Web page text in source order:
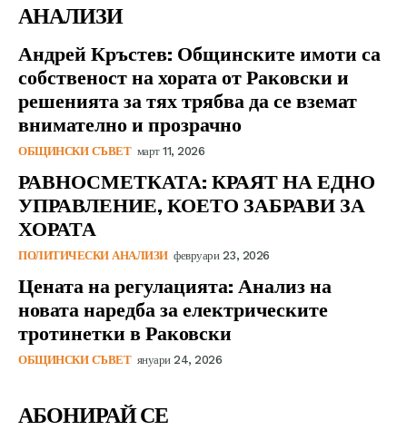
АНАЛИЗИ
Андрей Кръстев: Общинските имоти са
собственост на хората от Раковски и
решенията за тях трябва да се вземат
внимателно и прозрачно
ОБЩИНСКИ СЪВЕТ март 11, 2026
РАВНОСМЕТКАТА: КРАЯТ НА ЕДНО
УПРАВЛЕНИЕ, КОЕТО ЗАБРАВИ ЗА
ХОРАТА
ПОЛИТИЧЕСКИ АНАЛИЗИ февруари 23, 2026
Цената на регулацията: Анализ на
новата наредба за електрическите
тротинетки в Раковски
ОБЩИНСКИ СЪВЕТ януари 24, 2026
АБОНИРАЙ СЕ